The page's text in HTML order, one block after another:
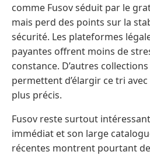
comme Fusov séduit par le
mais perd des points sur la
sécurité. Les plateformes
payantes offrent moins de
constance. D’autres
permettent d’élargir ce tri
plus précis.
Fusov reste surtout
immédiat et son large
récentes montrent pourtant